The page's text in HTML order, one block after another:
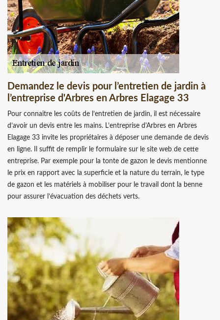
Demandez le devis pour l’entretien de jardin à
l’entreprise d'Arbres en Arbres Elagage 33
Pour connaitre les coûts de l’entretien de jardin, il est nécessaire
d’avoir un devis entre les mains. L’entreprise d'Arbres en Arbres
Elagage 33 invite les propriétaires à déposer une demande de devis
en ligne. Il suffit de remplir le formulaire sur le site web de cette
entreprise. Par exemple pour la tonte de gazon le devis mentionne
le prix en rapport avec la superficie et la nature du terrain, le type
de gazon et les matériels à mobiliser pour le travail dont la benne
pour assurer l’évacuation des déchets verts.